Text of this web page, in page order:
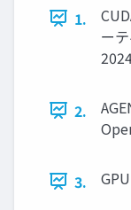
1.
ー
2.
3.